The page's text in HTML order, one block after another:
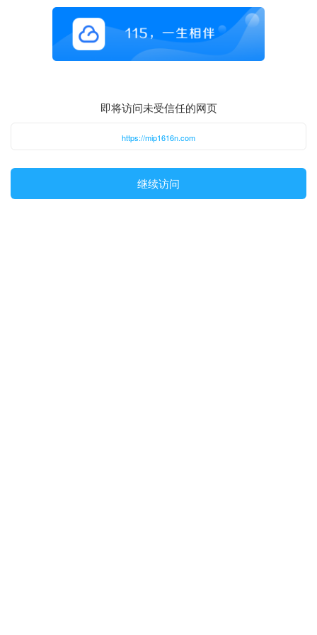
即将访问未受信任的网页
https://mip1616n.com
继续访问